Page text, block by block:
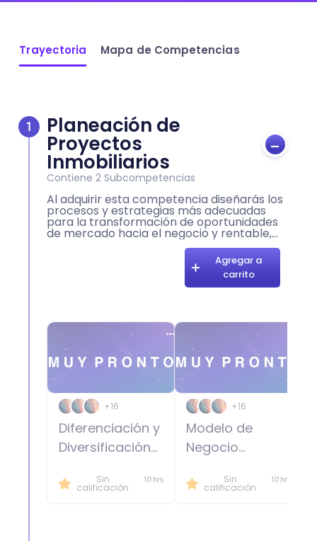
Trayectoria Mapa de Competencias
1 Planeación de
Proyectos
Inmobiliarios
-
Contiene 2 Subcompetencias
Al adquirir esta competencia diseñarás los
procesos y estrategias más adecuadas
para la transformación de oportunidades
de mercado hacia el negocio y rentable,
mediante una estructura estratégica
Agregar a
carrito
+16
Diferenciación y
Diversificación
Sin
calificación
10 hrs
+16
Modelo de
Negocio
Sin
calificación
10 hrs